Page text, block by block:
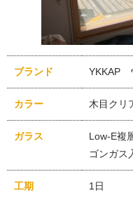
ブランド YKKAP
カラー 木目クリ
ガラス
Low-E複
ゴンガス
工期 1日